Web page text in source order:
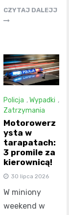
CZYTAJ DALEJJ
Policja ,Wypadki ,
Zatrzymania
Motorowerz
ysta w
tarapatach:
3 promile za
kierownicą!
30 lipca 2026
W miniony
weekend w